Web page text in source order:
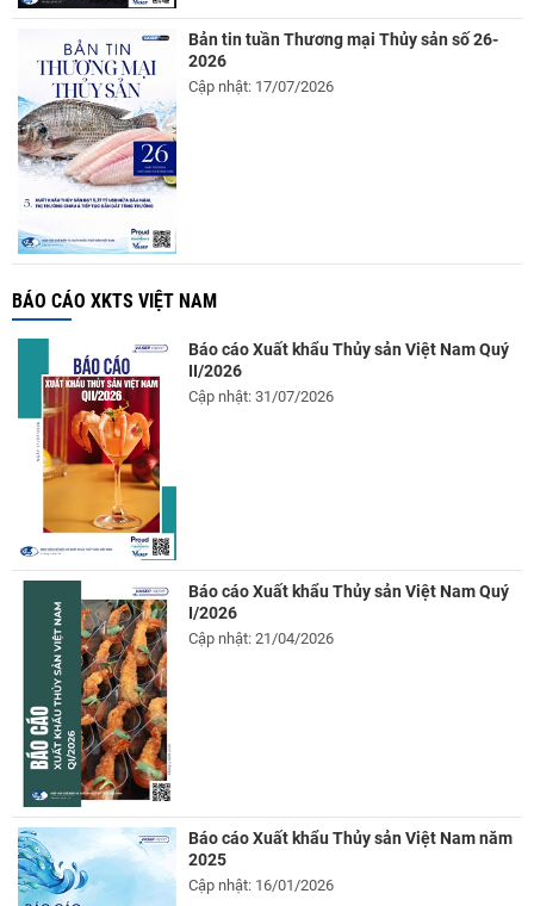
Bản tin tuần Thương mại Thủy sản số 26-
2026
Cập nhật: 17/07/2026
BÁO CÁO XKTS VIỆT NAM
Báo cáo Xuất khẩu Thủy sản Việt Nam Quý
II/2026
Cập nhật: 31/07/2026
Báo cáo Xuất khẩu Thủy sản Việt Nam Quý
I/2026
Cập nhật: 21/04/2026
Báo cáo Xuất khẩu Thủy sản Việt Nam năm
2025
Cập nhật: 16/01/2026